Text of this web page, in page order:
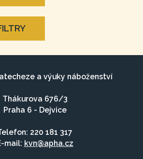
a výuky náboženství
Thákurova 676/3
Praha 6 - Dejvice
220 181 317
mail: kvn@apha.cz